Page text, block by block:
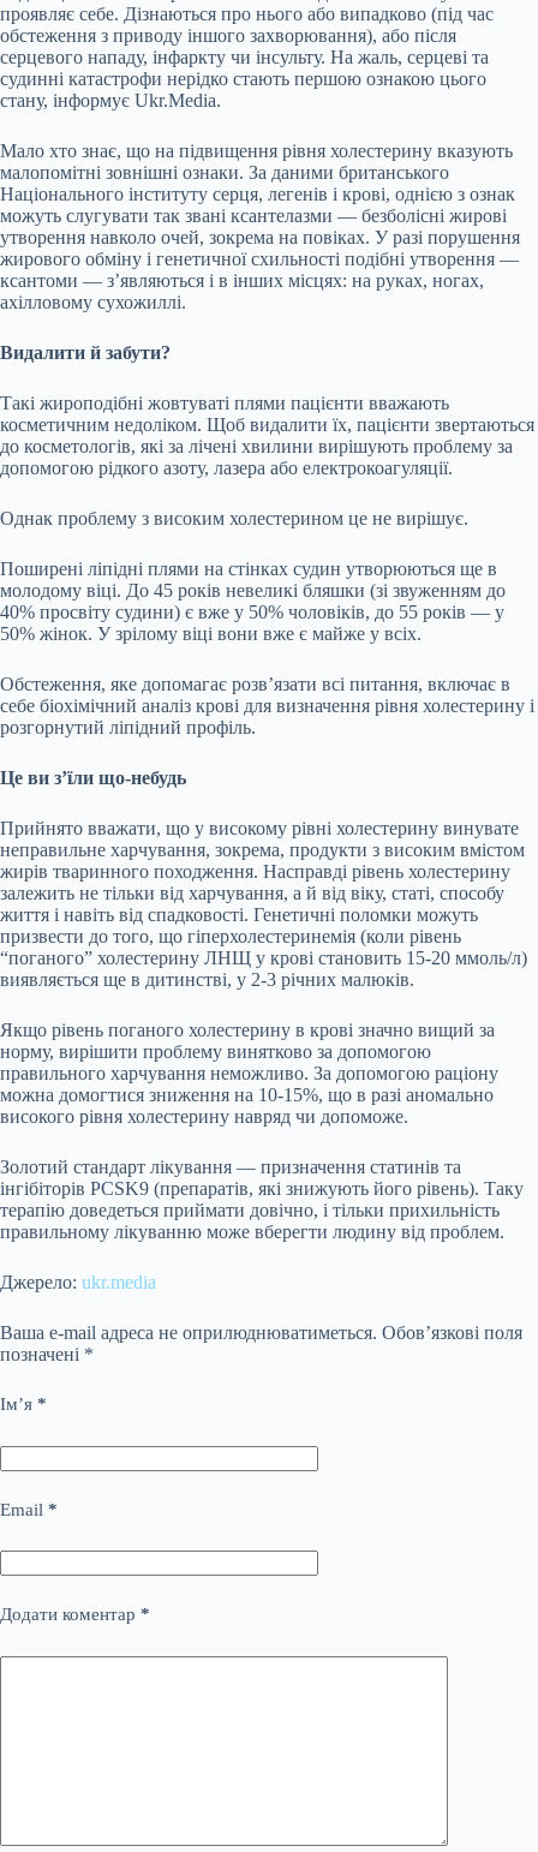
проявляє себе. Дізнаються про нього або випадково (під час
обстеження з приводу іншого захворювання), або після
серцевого нападу, інфаркту чи інсульту. На жаль, серцеві та
судинні катастрофи нерідко стають першою ознакою цього
стану, інформує Ukr.Media.
Мало хто знає, що на підвищення рівня холестерину вказують
малопомітні зовнішні ознаки. За даними британського
Національного інституту серця, легенів і крові, однією з ознак
можуть слугувати так звані ксантелазми — безболісні жирові
утворення навколо очей, зокрема на повіках. У разі порушення
жирового обміну і генетичної схильності подібні утворення —
ксантоми — з’являються і в інших місцях: на руках, ногах,
ахілловому сухожиллі.
Видалити й забути?
Такі жироподібні жовтуваті плями пацієнти вважають
косметичним недоліком. Щоб видалити їх, пацієнти звертаються
до косметологів, які за лічені хвилини вирішують проблему за
допомогою рідкого азоту, лазера або електрокоагуляції.
Однак проблему з високим холестерином це не вирішує.
Поширені ліпідні плями на стінках судин утворюються ще в
молодому віці. До 45 років невеликі бляшки (зі звуженням до
40% просвіту судини) є вже у 50% чоловіків, до 55 років — у
50% жінок. У зрілому віці вони вже є майже у всіх.
Обстеження, яке допомагає розв’язати всі питання, включає в
себе біохімічний аналіз крові для визначення рівня холестерину і
розгорнутий ліпідний профіль.
Це ви з’їли що-небудь
Прийнято вважати, що у високому рівні холестерину винувате
неправильне харчування, зокрема, продукти з високим вмістом
жирів тваринного походження. Насправді рівень холестерину
залежить не тільки від харчування, а й від віку, статі, способу
життя і навіть від спадковості. Генетичні поломки можуть
призвести до того, що гіперхолестеринемія (коли рівень
“поганого” холестерину ЛНЩ у крові становить 15-20 ммоль/л)
виявляється ще в дитинстві, у 2-3 річних малюків.
Якщо рівень поганого холестерину в крові значно вищий за
норму, вирішити проблему винятково за допомогою
правильного харчування неможливо. За допомогою раціону
можна домогтися зниження на 10-15%, що в разі аномально
високого рівня холестерину навряд чи допоможе.
Золотий стандарт лікування — призначення статинів та
інгібіторів PCSK9 (препаратів, які знижують його рівень). Таку
терапію доведеться приймати довічно, і тільки прихильність
правильному лікуванню може вберегти людину від проблем.
Джерело: ukr.media
Ваша e-mail адреса не оприлюднюватиметься. Обов’язкові поля
позначені *
Ім’я *
Email *
Додати коментар *